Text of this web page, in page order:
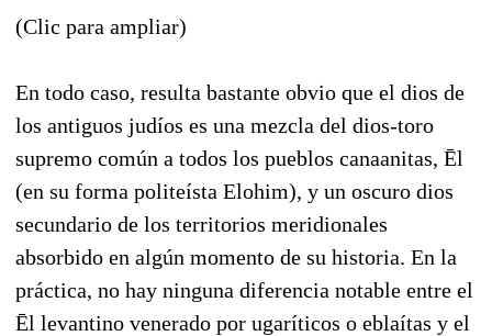
(Clic para ampliar)
En todo caso, resulta bastante obvio que el dios de
los antiguos judíos es una mezcla del dios-toro
supremo común a todos los pueblos canaanitas, Ēl
(en su forma politeísta Elohim), y un oscuro dios
secundario de los territorios meridionales
absorbido en algún momento de su historia. En la
práctica, no hay ninguna diferencia notable entre el
Ēl levantino venerado por ugaríticos o eblaítas y el